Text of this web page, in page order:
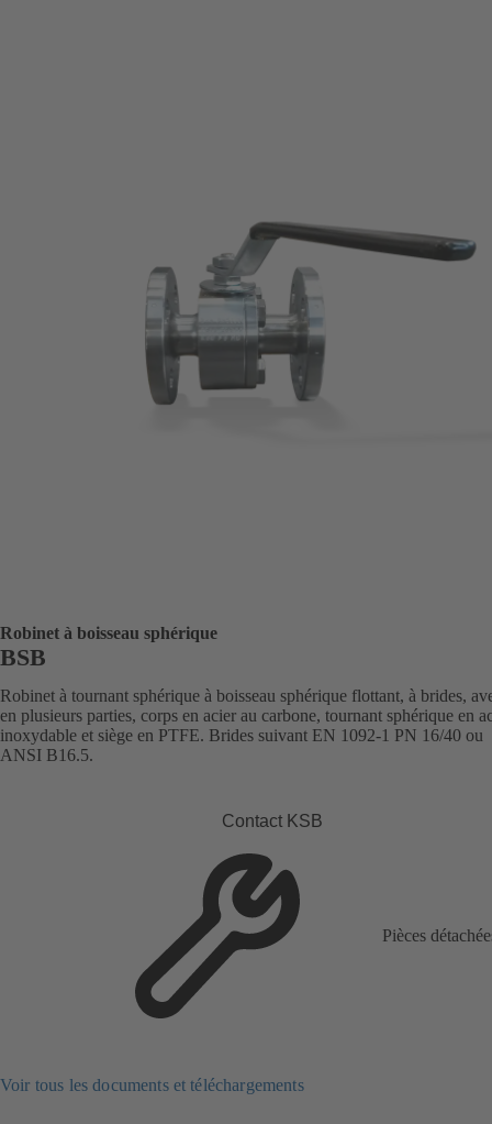
Robinet à boisseau sphérique
BSB
Robinet à tournant sphérique à boisseau sphérique flottant, à brides,
en plusieurs parties, corps en acier au carbone, tournant sphérique en
inoxydable et siège en PTFE. Brides suivant EN 1092-1 PN 16/40 ou
ANSI B16.5.
Contact KSB
Pièces
Voir tous les documents et téléchargements